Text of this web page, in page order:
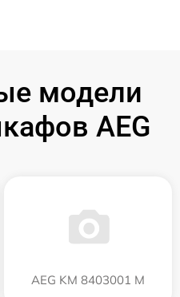
модели
AEG
AEG KM 8403001 M